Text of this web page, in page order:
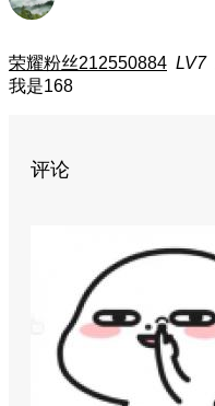
荣耀粉丝212550884 LV7
我是168
评论